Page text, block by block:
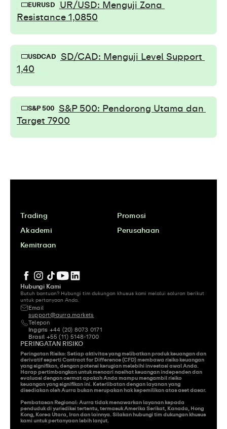
EURUSD
Prediksi EUR/USD: Menguji Zona
Resistance 1,0850
USDCAD
Prediksi USD/CAD: Menguji Level Support
1,40
S&P 500
Breakout S&P 500: Pendorong Utama dan
Target 7900
Trading Promosi
Akademi Perusahaan
Kemitraan
Hubungi Kami
Butuh bantuan? Hubungi tim dukungan khusus kami melalui saluran berikut
untuk pertanyaan Anda.
Email
support@aurra.markets
Telepon
Inggris +44 (20) 8073 0171
Brasil +55 (11) 5148-1700
PERINGATAN RISIKO
Peringatan Risiko: Setiap aktivitas yang melibatkan produk keuangan dan
derivatif seperti Contract for Difference (CFD) membawa risiko keuangan
yang signifikan, dengan potensi kerugian melebihi investasi awal Anda.
Harap pertimbangkan untuk mencari nasihat keuangan independen dan
evaluasi dengan cermat apakah Anda mampu mengambil risiko
keuangan yang signifikan ini. Keterlibatan dengan layanan yang
disediakan oleh Aurra bukan merupakan hak kepemilikan atas aset dasar.
Pembatasan Regional: Aurra tidak menawarkan layanan kepada
penduduk di yurisdiksi tertentu, termasuk Amerika Serikat, Kanada, Hong
Kong, Korea Utara, Iran dan lainnya. Silakan hubungi tim dukungan khusus
kami untuk pertanyaan lebih lanjut.